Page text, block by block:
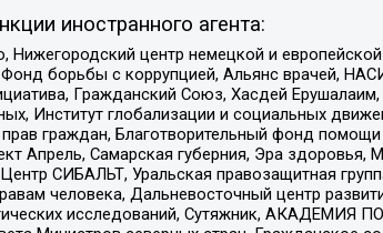
иностранного агента:
центр немецкой и
Фонд борьбы с коррупцией, Альянс врачей,
Гражданский Союз, Хасдей
Институт глобализации и социальных
граждан, Благотворительный фонд
Апрель, Самарская губерния, Эра
СИБАЛЬТ, Уральская правозащитная
человека, Дальневосточный центр
исследований, Сутяжник, АКАДЕМИЯ